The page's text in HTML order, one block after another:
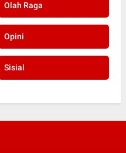
Olah Raga
Opini
Sisial